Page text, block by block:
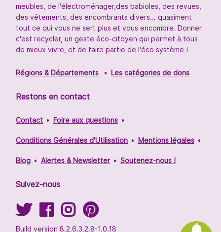
meubles, de l'électroménager,des babioles, des revues,
des vêtements, des encombrants divers... quasiment
tout ce qui vous ne sert plus et vous encombre. Donner
c'est recycler, un geste éco-citoyen qui permet à tous
de mieux vivre, et de faire partie de l'éco système !
Régions & Départements Les catégories de dons
Restons en contact
Contact Foire aux questions
Conditions Générales d'Utilisation Mentions légales
Blog Alertes & Newsletter Soutenez-nous !
Suivez-nous
Build version 8.2.6.3.2.8-1.0.18